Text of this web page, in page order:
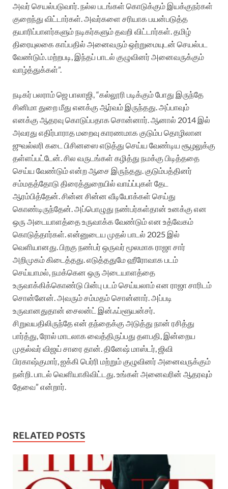
அவர் செயல்படுவார். நல்ல படங்கள் கொடுக்கும் இயக்குநர்கள்
குறைந்து விட்டார்கள். அவர்களை சரியாக பயன்படுத்த
தயாரிப்பாளர்களும் நடிகர்களும் தவறி விட்டார்கள். தமிழ்
திரையுலகை காப்பதில் அனைவரும் ஒற்றுமையுடன் செயல்பட
வேண்டும். மற்றபடி, இந்தப் பாடல் குழுவினர் அனைவருக்கும்
வாழ்த்துக்கள்”.
நடிகர் பலராம் ஜெ பாலாஜி, “கல்லூரி படிக்கும் போது இருந்தே
சினிமா துறை மீது எனக்கு ஆர்வம் இருந்தது. அப்பாவும்
எனக்கு ஆதரவு கொடுப்பதாக சொன்னார். ஆனால் 2014 இல்
அவரது எதிர்பாராத மறைவு காரணமாக குடும்ப தொழிலான
ஜுவல்லரி கடை பிசினஸை எடுத்து செய்ய வேண்டிய சூழலுக்கு
தள்ளப்பட்டேன். சில வருடங்கள் கழித்து நமக்கு பிடித்ததை
செய்ய வேண்டும் என்ற ஆசை இருந்தது. குடும்பத்தினர்
சம்மதத்தோடு திரைத்துறையில் வாய்ப்புகள் தேட
ஆரம்பித்தேன். சின்ன சின்ன வீடியோக்கள் செய்து
கொண்டிருந்தேன். அப்பொழுது நண்பர்கள்தான் உனக்கு என
ஒரு அடையாளத்தை உருவாக்க வேண்டும் என உத்வேகம்
கொடுத்தார்கள். என்னுடைய முதல் பாடல் 2025 இல்
வெளியானது. பிறகு நண்பர் ஒருவர் மூலமாக ராஜா சார்
அறிமுகம் கிடைத்தது. எடுத்ததுமே ஹீரோவாக படம்
செய்யாமல், நமக்கென ஒரு அடையாளத்தை
உருவாக்கிக்கொண்டு பின்பு படம் செய்யலாம் என ராஜா சாரிடம்
சொன்னேன். அவரும் சம்மதம் சொன்னார். அப்படி
உருவானதுதான் சைலன்ட் இன்ஃப்ளூயன்சர்.
சிறுவயதிலிருந்தே என் தந்தைக்கு அடுத்து நான் ரசித்து
பார்த்து, ரோல் மாடலாக வைத்திருப்பது தளபதி, இன்றைய
முதல்வர் விஜய் சாரை தான். தினேஷ் மாஸ்டர், ஜிவி
பிரகாஷ்குமார், ஐக்கி பெர்ரி மற்றும் குழுவினர் அனைவருக்கும்
நன்றி. பாடல் வெளியாகிவிட்டது. உங்கள் அனைவரின் ஆதரவும்
தேவை” என்றார்.
RELATED POSTS